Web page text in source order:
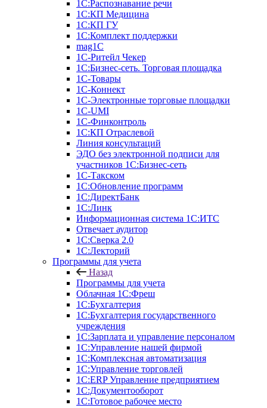
1С:Распознавание речи
1С:КП Медицина
1С:КП ГУ
1С:Комплект поддержки
mag1C
1С-Ритейл Чекер
1С:Бизнес-сеть. Торговая площадка
1С-Товары
1С-Коннект
1С-Электронные торговые площадки
1C-UMI
1С-Финконтроль
1С:КП Отраслевой
Линия консультаций
ЭДО без электронной подписи для
участников 1С:Бизнес-сеть
1С-Такском
1С:Обновление программ
1С:ДиректБанк
1С:Линк
Информационная система 1С:ИТС
Отвечает аудитор
1С:Сверка 2.0
1С:Лекторий
Программы для учета
Назад
Программы для учета
Облачная 1С:Фреш
1С:Бухгалтерия
1С:Бухгалтерия государственного
учреждения
1С:Зарплата и управление персоналом
1С:Управление нашей фирмой
1С:Комплексная автоматизация
1С:Управление торговлей
1С:ERP Управление предприятием
1С:Документооборот
1C:Готовое рабочее место